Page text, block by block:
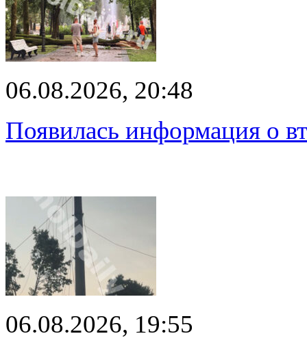
06.08.2026, 20:48
Появилась информация о
06.08.2026, 19:55